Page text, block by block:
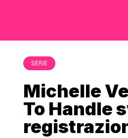
SERIE
Michelle
To Handle